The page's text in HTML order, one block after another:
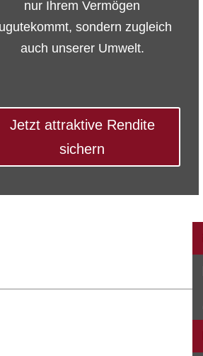
nur Ihrem Vermögen
sondern zugleich
auch unserer Umwelt.
Jetzt attraktive Rendite
sichern